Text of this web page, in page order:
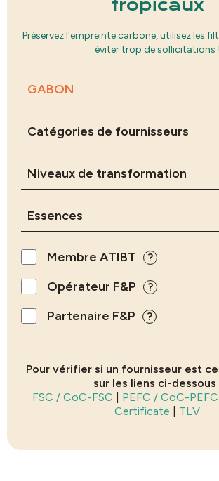
tropicaux
Préservez l'empreinte carbone, utilisez les
éviter trop de sollicitations !
Membre ATIBT ?
Opérateur F&P ?
Partenaire F&P ?
Pour vérifier si un fournisseur est
sur les liens ci-dessous
FSC / CoC-FSC
PEFC / CoC-PEFC
Certificate
TLV